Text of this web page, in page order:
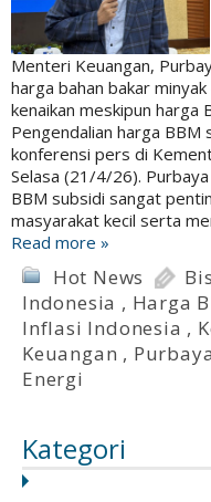
Menteri Keuangan,
harga bahan bakar
kenaikan meskipun harga
Pengendalian harga BBM
konferensi pers di
Selasa (21/4/26).
BBM subsidi sangat
masyarakat kecil serta
Read more »
Hot News
Indonesia , Harga
Inflasi Indonesia ,
Keuangan ,
Energi
Kategori